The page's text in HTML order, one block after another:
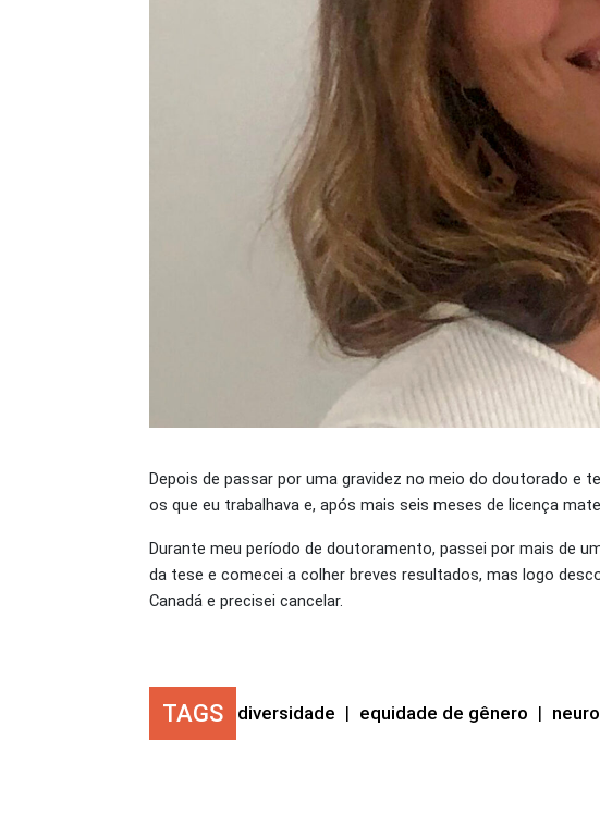
Depois de passar por uma gravidez no meio do doutorado e
os que eu trabalhava e, após mais seis meses de licença
Durante meu período de doutoramento, passei por mais de
da tese e comecei a colher breves resultados, mas logo
Canadá e precisei cancelar.
TAGS diversidade | equidade de gênero |